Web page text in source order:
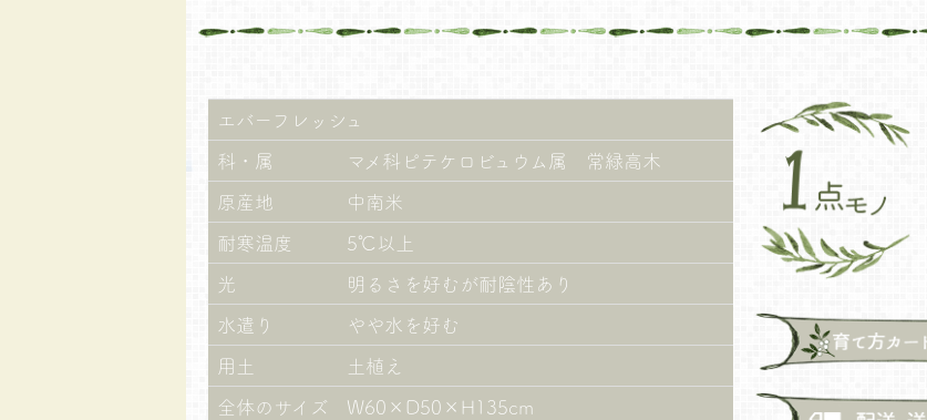
エバーフレッシュ
科・属
マメ科ピテケロビュウム属 常緑高木
原産地
中南米
耐寒温度
5℃以上
光
明るさを好むが耐陰性あり
水遣り
やや水を好む
用土
土植え
全体のサイズ
W60×D50×H135cm